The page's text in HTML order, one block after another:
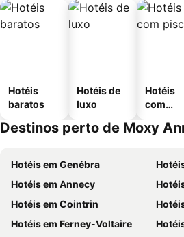
Hotéis
baratos
Hotéis de
luxo
Hotéis
com
Destinos perto de Moxy
Hotéis em Genébra
Hotéis
Hotéis em Annecy
Hotéis em Cointrin
Hotéis em Ferney-Voltaire